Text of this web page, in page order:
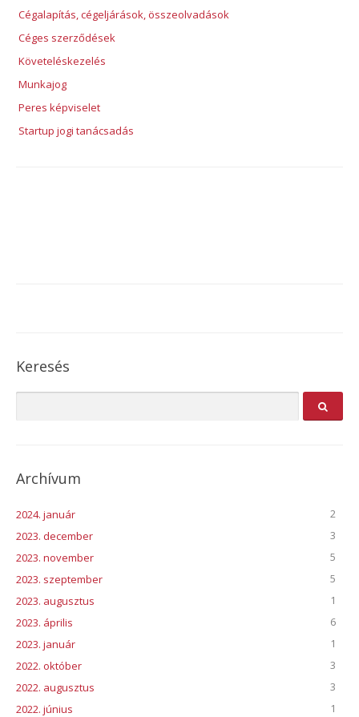
Cégalapítás, cégeljárások, összeolvadások
Céges szerződések
Követeléskezelés
Munkajog
Peres képviselet
Startup jogi tanácsadás
Keresés
Archívum
2024. január
2
2023. december
3
2023. november
5
2023. szeptember
5
2023. augusztus
1
2023. április
6
2023. január
1
2022. október
3
2022. augusztus
3
2022. június
1